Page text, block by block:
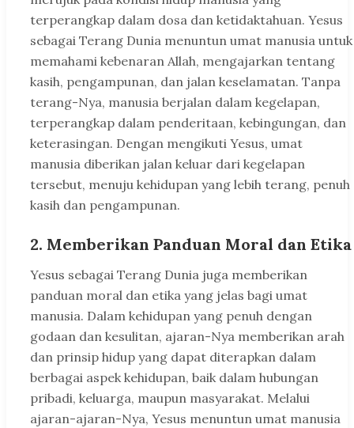
terperangkap dalam dosa dan ketidaktahuan. Yesus
sebagai Terang Dunia menuntun umat manusia untuk
memahami kebenaran Allah, mengajarkan tentang
kasih, pengampunan, dan jalan keselamatan. Tanpa
terang-Nya, manusia berjalan dalam kegelapan,
terperangkap dalam penderitaan, kebingungan, dan
keterasingan. Dengan mengikuti Yesus, umat
manusia diberikan jalan keluar dari kegelapan
tersebut, menuju kehidupan yang lebih terang, penuh
kasih dan pengampunan.
2. Memberikan Panduan Moral dan Etika
Yesus sebagai Terang Dunia juga memberikan
panduan moral dan etika yang jelas bagi umat
manusia. Dalam kehidupan yang penuh dengan
godaan dan kesulitan, ajaran-Nya memberikan arah
dan prinsip hidup yang dapat diterapkan dalam
berbagai aspek kehidupan, baik dalam hubungan
pribadi, keluarga, maupun masyarakat. Melalui
ajaran-ajaran-Nya, Yesus menuntun umat manusia